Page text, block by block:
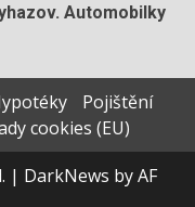
Automobilky
Pojištění
cookies (EU)
| DarkNews by AF